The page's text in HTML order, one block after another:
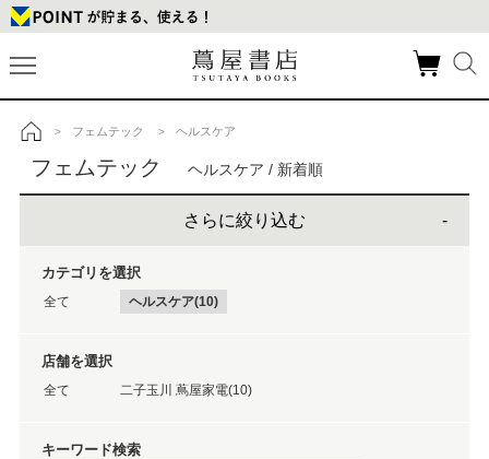
> フェムテック > ヘルスケア
フェムテック ヘルスケア / 新着順
さらに絞り込む
カテゴリを選択
全て ヘルスケア(10)
店舗を選択
全て 二子玉川 蔦屋家電(10)
キーワード検索